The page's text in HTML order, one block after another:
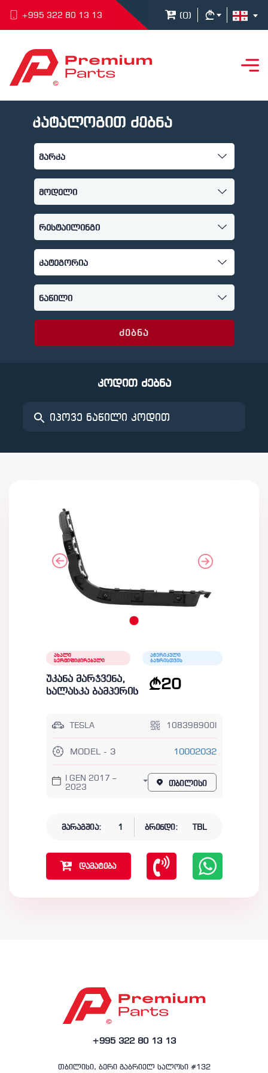
+995 322 80 13 13 (0)
კატალოგით ძებნა
ძებნა
კოდით ძებნა
ახალი
სერტიფიცირებული
ამერიკული
ბაზრისთვის
უკანა მარჯვენა,
სალასკა ბამპერის
20
TESLA 108398900I
MODEL - 3 10002032
I GEN 2017 –
2023
თბილისი
მარაგშია: 1 ბრენდი: TBL
დამატება
+995 322 80 13 13
თბილისი, ბერი გაბრიელ სალოსი #132